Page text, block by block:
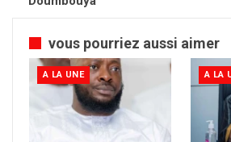
vous pourriez aussi aimer
A LA UNE A LA